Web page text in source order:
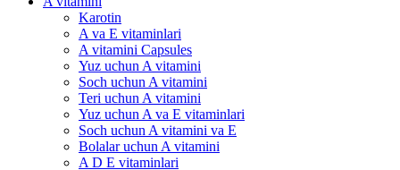
Karotin
A va E vitaminlari
A vitamini Capsules
Yuz uchun A vitamini
Soch uchun A vitamini
Teri uchun A vitamini
Yuz uchun A va E vitaminlari
Soch uchun A vitamini va E
Bolalar uchun A vitamini
A D E vitaminlari